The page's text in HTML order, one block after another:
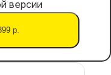
версии
р.